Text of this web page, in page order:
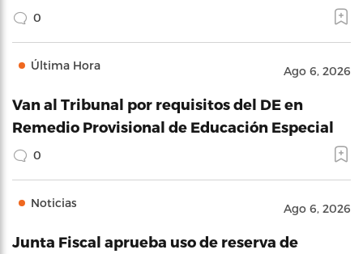
0
Última Hora Ago 6, 2026
Van al Tribunal por requisitos del DE en
Remedio Provisional de Educación Especial
0
Noticias Ago 6, 2026
Junta Fiscal aprueba uso de reserva de